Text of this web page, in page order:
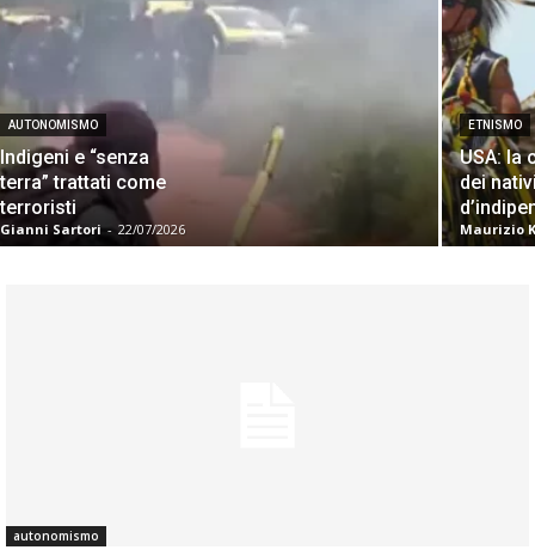
AUTONOMISMO
Indigeni e “senza
terra” trattati come
terroristi
Gianni Sartori - 22/07/2026
ETNISMO
USA: la
dei
Maurizio
autonomismo